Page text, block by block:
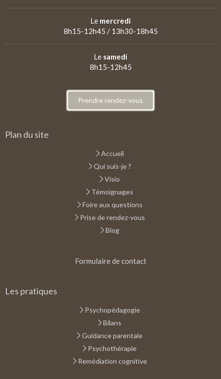
Le mercredi
8h15-12h45 / 13h30-18h45
Le samedi
8h15-12h45
Prendre rendez-vous
Plan du site
Accueil
Qui suis-je ?
Visio
Témoignages
Foire aux questions
Prise de rendez-vous
Blog
Formulaire de contact
Les pratiques
Psychopédagogie
Bilans
Guidance parentale
Psychothérapie
Remédiation cognitive